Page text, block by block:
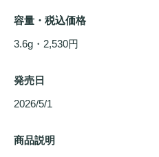
容量・税込価格
3.6g・2,530円
発売日
2026/5/1
商品説明